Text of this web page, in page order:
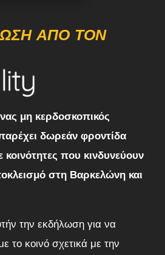
ΑΠΌ ΤΟΝ
μη κερδοσκοπικός
δωρεάν φροντίδα
κοινότητες που κινδυνεύουν
στη Βαρκελώνη και
την εκδήλωση για να
το κοινό σχετικά με την